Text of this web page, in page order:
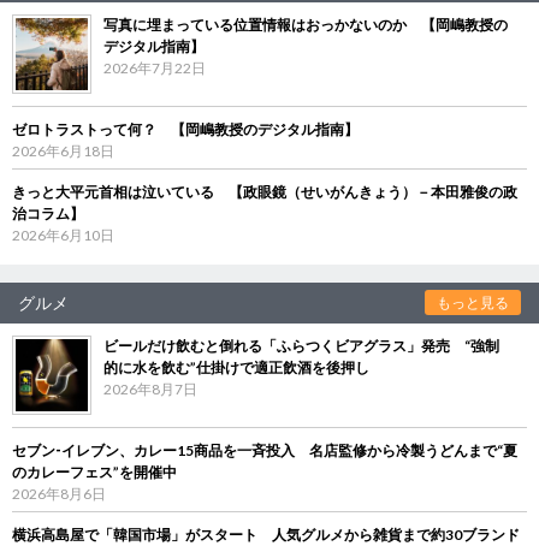
写真に埋まっている位置情報はおっかないのか 【岡嶋教授の
デジタル指南】
2026年7月22日
ゼロトラストって何？ 【岡嶋教授のデジタル指南】
2026年6月18日
きっと大平元首相は泣いている 【政眼鏡（せいがんきょう）－本田雅俊の政
治コラム】
2026年6月10日
グルメ もっと見る
ビールだけ飲むと倒れる「ふらつくビアグラス」発売 “強制
的に水を飲む”仕掛けで適正飲酒を後押し
2026年8月7日
セブン‐イレブン、カレー15商品を一斉投入 名店監修から冷製うどんまで“夏
のカレーフェス”を開催中
2026年8月6日
横浜高島屋で「韓国市場」がスタート 人気グルメから雑貨まで約30ブランド